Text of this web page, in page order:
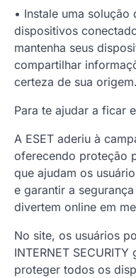
• Instale uma
dispositivos
mantenha seus
compartilhar
certeza de sua origem.
Para te ajudar a ficar
A ESET aderiu à
oferecendo proteção
que ajudam os
e garantir a
divertem online em
No site, os usuários
INTERNET
proteger todos os